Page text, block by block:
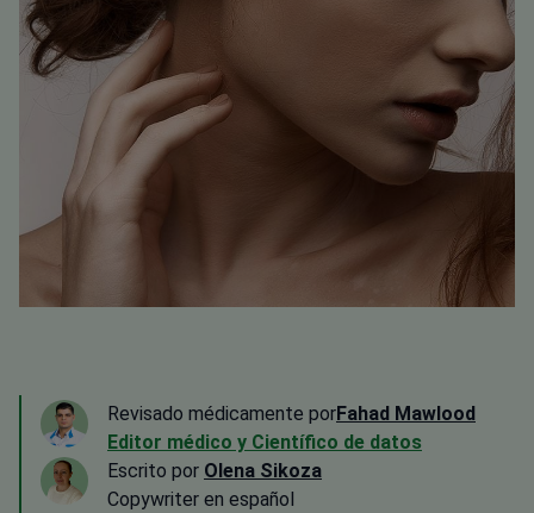
Revisado médicamente porFahad Mawlood
Editor médico y Científico de datos
Escrito por Olena Sikoza
Сopywriter en español